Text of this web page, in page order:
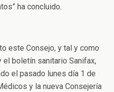
ha concluido.
este Consejo, y tal y como
el boletín sanitario Sanifax,
el pasado lunes día 1 de
y la nueva Consejería